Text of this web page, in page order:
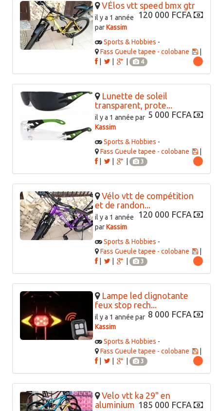
VÉlos vtt speed bmx gtr
120 000 FCFA
il y a 1 année
parKassim
Sports & Hobbies -
Fass Gueule tapee - colobane
4
Lunette de soleil
transparent, prote...
5 000 FCFA
il y a 1 année par
Kassim
Sports & Hobbies -
Fass Gueule tapee - colobane
3
Vélo vtt de compétition
et de randon...
120 000 FCFA
il y a 1 année
parKassim
Sports & Hobbies -
Fass Gueule tapee - colobane
3
Lampe led clignotante
feux stop rech...
8 000 FCFA
il y a 1 année par
Kassim
Sports & Hobbies -
Fass Gueule tapee - colobane
3
Velo vtt ka 29" en
aluminium 185 000 FCFA